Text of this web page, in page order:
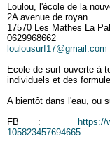
Loulou, l'école de la
2A avenue de royan
17570 Les Mathes La
0629968662
loulousurf17@gmail.com
Ecole de surf ouverte à
individuels et des
A bientôt dans l'eau, ou
FB : https://
105823457694665